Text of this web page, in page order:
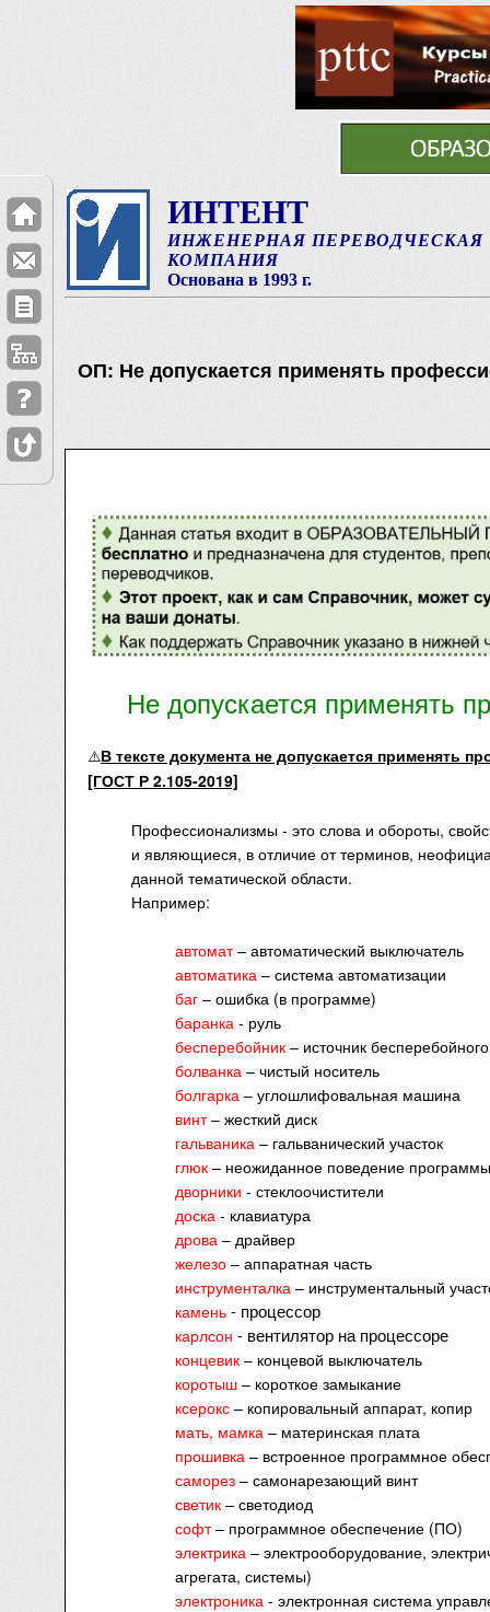
ИНТЕНТ
ИНЖЕНЕРНАЯ ПЕРЕВОДЧЕСКАЯ
КОМПАНИЯ
Основана в 1993 г.
ОП: Не допускается применять
Не допускается применять
⚠️В тексте документа не допускается применять
[ГОСТ Р 2.105-2019]
Профессионализмы - это слова и обороты,
и являющиеся, в отличие от терминов,
данной тематической области.
Например:
автомат– автоматический выключатель
автоматика – система автоматизации
баг – ошибка (в программе)
баранка - руль
бесперебойник – источник
болванка – чистый носитель
болгарка – углошлифовальная машина
винт– жесткий диск
гальваника – гальванический участок
глюк – неожиданное поведение программы
дворники - стеклоочистители
доска - клавиатура
дрова – драйвер
железо – аппаратная часть
инструменталка – инструментальный
камень - процессор
карлсон - вентилятор на процессоре
концевик– концевой выключатель
коротыш – короткое замыкание
ксерокс – копировальный аппарат, копир
мать, мамка – материнская плата
прошивка – встроенное программное
саморез – самонарезающий винт
светик – светодиод
софт– программное обеспечение (ПО)
электрика – электрооборудование,
агрегата, системы)
электроника - электронная система